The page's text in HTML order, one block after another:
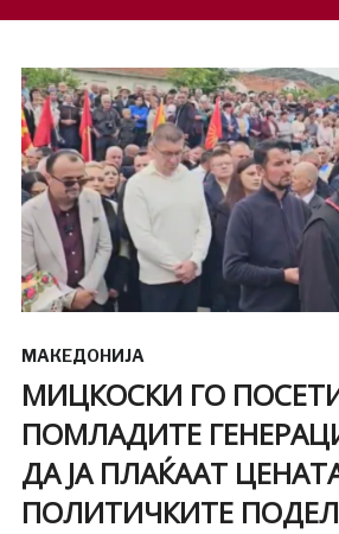
МАКЕДОНИЈА
МИЦКОСКИ ГО
ПОМЛАДИТЕ
ДА ЈА ПЛАЌААТ
ПОЛИТИЧКИТЕ